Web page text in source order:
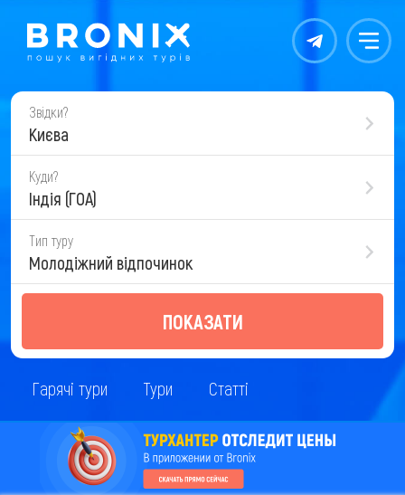
Контакты Меню
Звідки?
Києва
Куди?
Індія (ГОА)
Тип туру
Молодіжний відпочинок
ПОКАЗАТИ
Гарячі тури Тури Статті